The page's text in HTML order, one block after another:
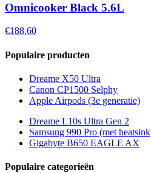
Omnicooker Black 5.6L
€188,60
Populaire producten
Dreame X50 Ultra
Canon CP1500 Selphy
Apple Airpods (3e generatie)
Dreame L10s Ultra Gen 2
Samsung 990 Pro (met
Gigabyte B650 EAGLE AX
Populaire categorieën